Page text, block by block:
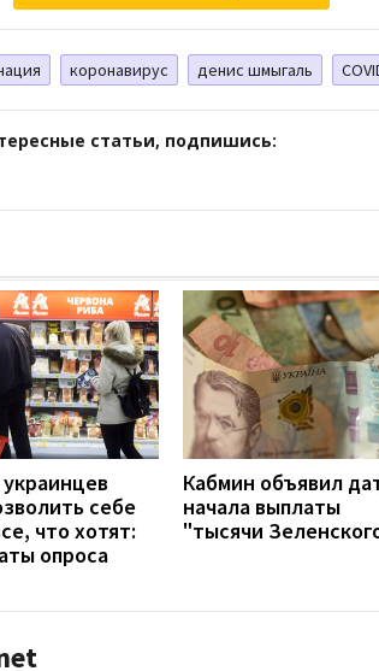
коронавирус денис шмыгаль
статьи, подпишись:
себе
что хотят:
опроса
Кабмин объявил
начала выплаты
"тысячи